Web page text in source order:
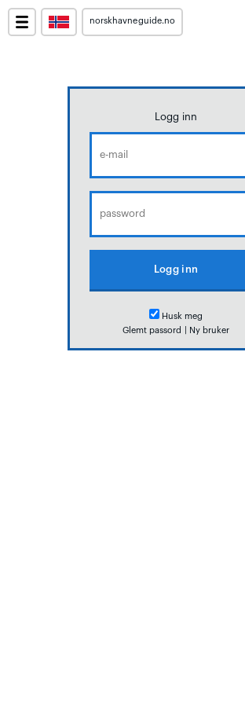
norskhavneguide.no
Logg inn
Husk meg
Glemt passord
Ny bruker